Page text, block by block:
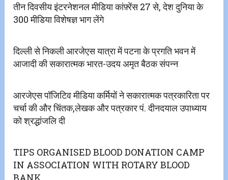
तीन दिवसीय इंटरनेशनल मीडिया कांफ़्रेंस 27 से, देश दुनिया के
300 मीडिया विशेषज्ञ भाग लेंगे
दिल्ली से निकली आरजेएस यात्रा में पटना के प्रगति भवन में
आजादी की सकारात्मक भारत-उदय अमृत बैठक संपन्न
आरजेएस पॉजिटिव मीडिया कर्मियों ने सकारात्मक पत्रकारिता पर
चर्चा की और चिंतक,लेखक और पत्रकार पं. दीनदयाल उपाध्याय
को श्रद्धांजलि दी
TIPS ORGANISED BLOOD DONATION CAMP
IN ASSOCIATION WITH ROTARY BLOOD
BANK